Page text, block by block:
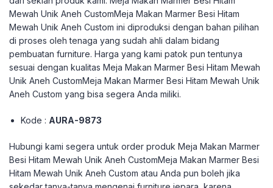
Mewah Unik Aneh CustomMeja Makan Marmer Besi Hitam
Mewah Unik Aneh Custom ini diproduksi dengan bahan pilihan
di proses oleh tenaga yang sudah ahli dalam bidang
pembuatan furniture. Harga yang kami patok pun tentunya
sesuai dengan kualitas Meja Makan Marmer Besi Hitam Mewah
Unik Aneh CustomMeja Makan Marmer Besi Hitam Mewah Unik
Aneh Custom yang bisa segera Anda miliki.
Kode : AURA-9873
Hubungi kami segera untuk order produk Meja Makan Marmer
Besi Hitam Mewah Unik Aneh CustomMeja Makan Marmer Besi
Hitam Mewah Unik Aneh Custom atau Anda pun boleh jika